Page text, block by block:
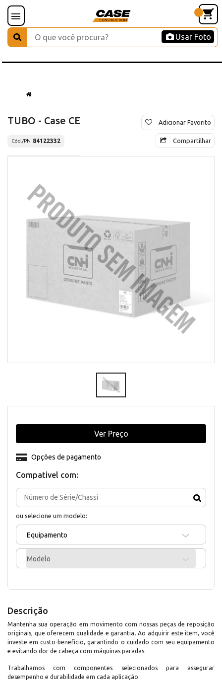
Usar Foto
TUBO - Case CE
Cód./PN 84122332
Adicionar Favorito
Compartilhar
Compativel com:
ou selecione um modelo:
Equipamento
Modelo
Opções de pagamento
Ver Preço
Descrição
Mantenha sua operação em movimento com nossas peças de reposição
originais, que oferecem qualidade e garantia. Ao adquirir este item, você
investe em custo-benefício, garantindo o cuidado com seu equipamento
e evitando dor de cabeça com máquinas paradas.
Trabalhamos com componentes selecionados para assegurar
desempenho e durabilidade em cada aplicação.